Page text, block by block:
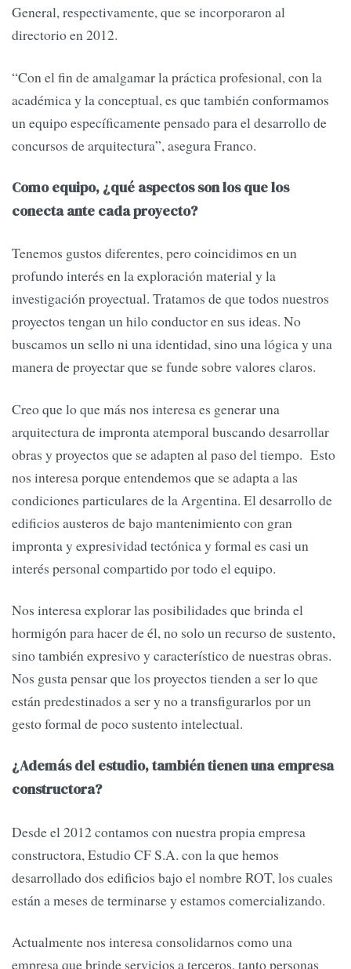
General, respectivamente, que se incorporaron al
directorio en 2012.
“Con el fin de amalgamar la práctica profesional, con la
académica y la conceptual, es que también conformamos
un equipo específicamente pensado para el desarrollo de
concursos de arquitectura”, asegura Franco.
Como equipo, ¿qué aspectos son los que los
conecta ante cada proyecto?
Tenemos gustos diferentes, pero coincidimos en un
profundo interés en la exploración material y la
investigación proyectual. Tratamos de que todos nuestros
proyectos tengan un hilo conductor en sus ideas. No
buscamos un sello ni una identidad, sino una lógica y una
manera de proyectar que se funde sobre valores claros.
Creo que lo que más nos interesa es generar una
arquitectura de impronta atemporal buscando desarrollar
obras y proyectos que se adapten al paso del tiempo. Esto
nos interesa porque entendemos que se adapta a las
condiciones particulares de la Argentina. El desarrollo de
edificios austeros de bajo mantenimiento con gran
impronta y expresividad tectónica y formal es casi un
interés personal compartido por todo el equipo.
Nos interesa explorar las posibilidades que brinda el
hormigón para hacer de él, no solo un recurso de sustento,
sino también expresivo y característico de nuestras obras.
Nos gusta pensar que los proyectos tienden a ser lo que
están predestinados a ser y no a transfigurarlos por un
gesto formal de poco sustento intelectual.
¿Además del estudio, también tienen una empresa
constructora?
Desde el 2012 contamos con nuestra propia empresa
constructora, Estudio CF S.A. con la que hemos
desarrollado dos edificios bajo el nombre ROT, los cuales
están a meses de terminarse y estamos comercializando.
Actualmente nos interesa consolidarnos como una
empresa que brinde servicios a terceros, tanto personas